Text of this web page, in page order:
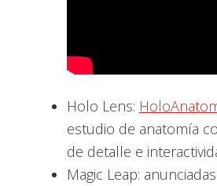
Holo Lens:
estudio de anatomía
de detalle e
Magic Leap: